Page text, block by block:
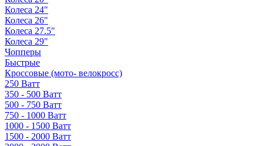
Колеса 24"
Колеса 26"
Колеса 27.5"
Колеса 29"
Чопперы
Быстрые
Кроссовые (мото- велокросс)
250 Ватт
350 - 500 Ватт
500 - 750 Ватт
750 - 1000 Ватт
1000 - 1500 Ватт
1500 - 2000 Ватт